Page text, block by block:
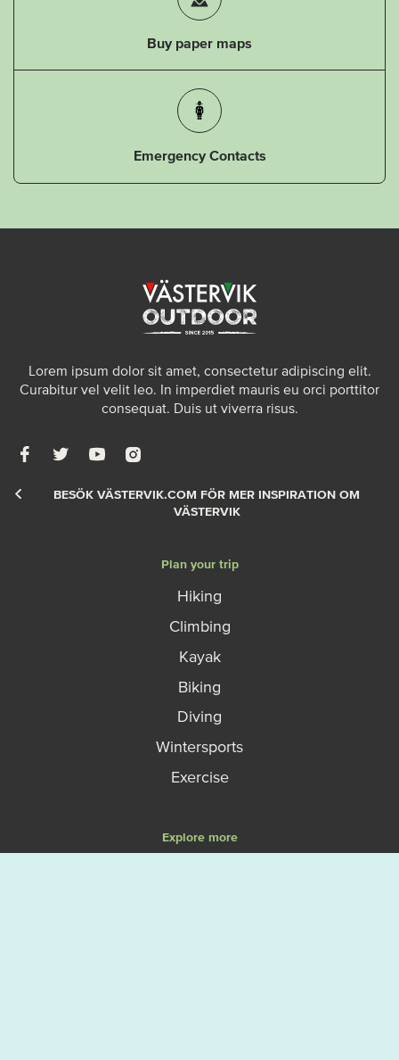
Buy paper maps
Emergency Contacts
Lorem ipsum dolor sit amet, consectetur adipiscing elit.
Curabitur vel velit leo. In imperdiet mauris eu orci porttitor
consequat. Duis ut viverra risus.
BESÖK VÄSTERVIK.COM FÖR MER INSPIRATION OM
VÄSTERVIK
Plan your trip
Hiking
Climbing
Kayak
Biking
Diving
Wintersports
Exercise
Explore more